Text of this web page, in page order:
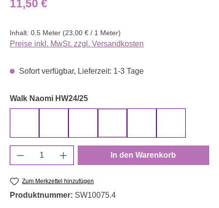
11,50 €
Inhalt: 0.5 Meter (23,00 € / 1 Meter)
Preise inkl. MwSt. zzgl. Versandkosten
Sofort verfügbar, Lieferzeit: 1-3 Tage
Walk Naomi HW24/25auswählen
Produkt Anzahl: Gib den gewünschten
In den Warenkorb
Zum Merkzettel hinzufügen
Produktnummer: SW10075.4